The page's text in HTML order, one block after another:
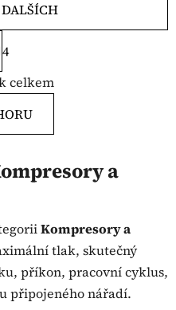
4
celkem
a
Kompresory a
tlak, skutečný
příkon, pracovní cyklus,
připojeného nářadí.